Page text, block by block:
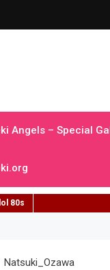
Angels – Special
80s
Natsuki_Ozawa